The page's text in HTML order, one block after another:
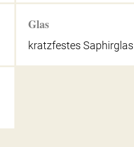
Glas
kratzfestes Saphirglas